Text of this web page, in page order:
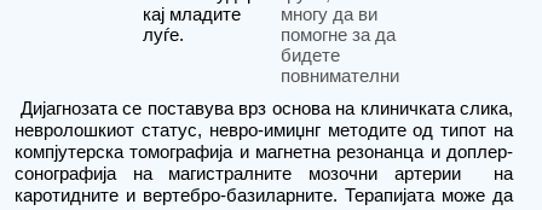
кај младите
луѓе.
многу да ви
помогне за да
бидете
повнимателни
Дијагнозата се поставува врз основа на клиничката слика,
невролошкиот статус, невро-имиџнг методите од типот на
компјутерска томографија и магнетна резонанца и доплер-
сонографија на магистралните мозочни артерии
на
каротидните и вертебро-базиларните. Терапијата може да